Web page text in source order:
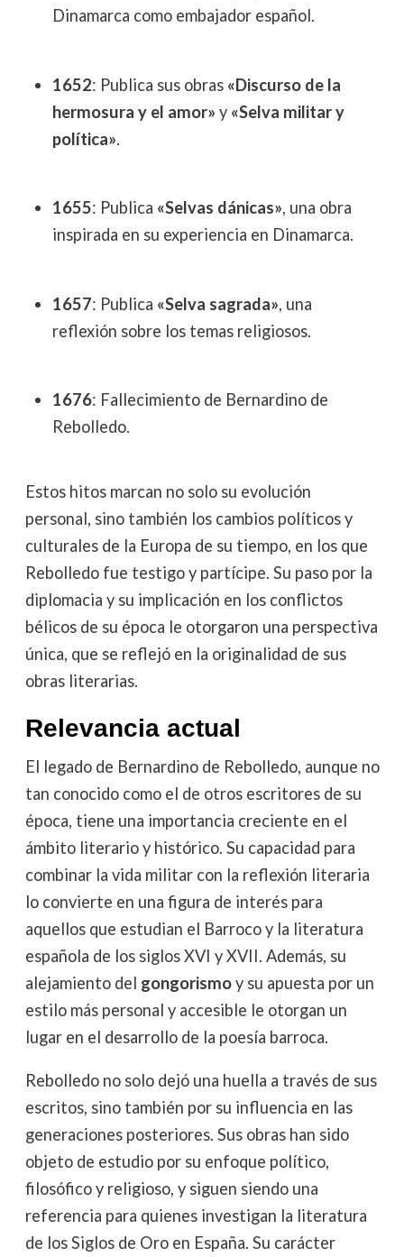
Dinamarca como embajador español.
1652: Publica sus obras «Discurso de la
hermosura y el amor» y «Selva militar y
política».
1655: Publica «Selvas dánicas», una obra
inspirada en su experiencia en Dinamarca.
1657: Publica «Selva sagrada», una
reflexión sobre los temas religiosos.
1676: Fallecimiento de Bernardino de
Rebolledo.
Estos hitos marcan no solo su evolución
personal, sino también los cambios políticos y
culturales de la Europa de su tiempo, en los que
Rebolledo fue testigo y partícipe. Su paso por la
diplomacia y su implicación en los conflictos
bélicos de su época le otorgaron una perspectiva
única, que se reflejó en la originalidad de sus
obras literarias.
Relevancia actual
El legado de Bernardino de Rebolledo, aunque no
tan conocido como el de otros escritores de su
época, tiene una importancia creciente en el
ámbito literario y histórico. Su capacidad para
combinar la vida militar con la reflexión literaria
lo convierte en una figura de interés para
aquellos que estudian el Barroco y la literatura
española de los siglos XVI y XVII. Además, su
alejamiento del gongorismoy su apuesta por un
estilo más personal y accesible le otorgan un
lugar en el desarrollo de la poesía barroca.
Rebolledo no solo dejó una huella a través de sus
escritos, sino también por su influencia en las
generaciones posteriores. Sus obras han sido
objeto de estudio por su enfoque político,
filosófico y religioso, y siguen siendo una
referencia para quienes investigan la literatura
de los Siglos de Oro en España. Su carácter